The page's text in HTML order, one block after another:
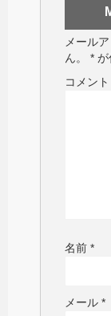
メール
ん。
* が
コメント
名前 *
メール *